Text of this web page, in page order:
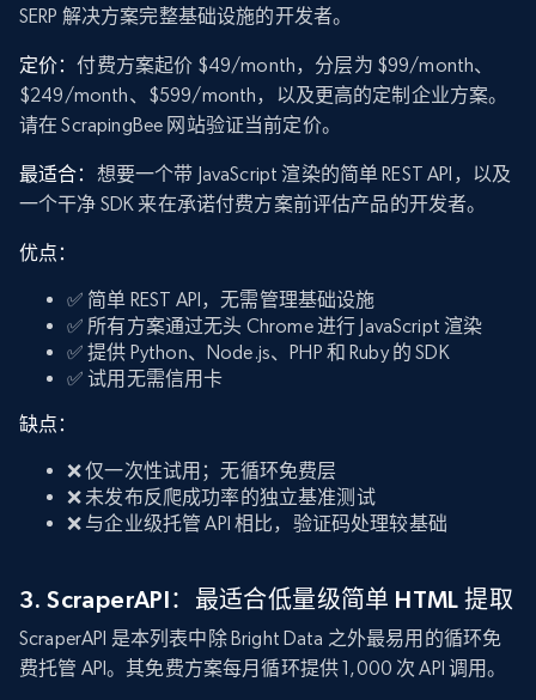
SERP 解决方案完整基础设施的开发者。
定价：付费方案起价 $49/month，分层为 $99/month、
$249/month、$599/month，以及更高的定制企业方案。
请在 ScrapingBee 网站验证当前定价。
最适合： 想要一个带 JavaScript 渲染的简单 REST API，以及
一个干净 SDK 来在承诺付费方案前评估产品的开发者。
优点：
✅ 简单 REST API，无需管理基础设施
✅ 所有方案通过无头 Chrome 进行 JavaScript 渲染
✅ 提供 Python、Node.js、PHP 和 Ruby 的 SDK
✅ 试用无需信用卡
缺点：
❌ 仅一次性试用；无循环免费层
❌ 未发布反爬成功率的独立基准测试
❌ 与企业级托管 API 相比，验证码处理较基础
3. ScraperAPI：最适合低量级简单 HTML 提取
ScraperAPI 是本列表中除 Bright Data 之外最易用的循环免
费托管 API。其免费方案每月循环提供 1,000 次 API 调用。